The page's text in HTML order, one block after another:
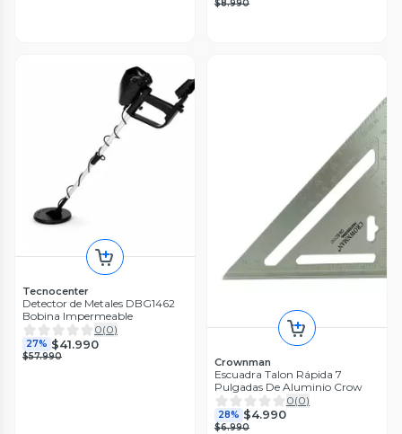
$8.990
Tecnocenter
Detector de Metales DBG1462
Bobina Impermeable
0(0)
27% $41.990
$57.990 Crownman
Escuadra Talon Rápida 7
Pulgadas De Aluminio Crow
0(0)
28% $4.990
$6.990